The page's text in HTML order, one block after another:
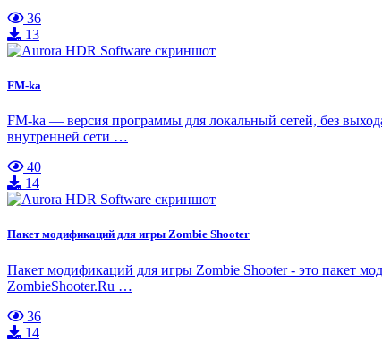
36
13
FM-ka
FM-ka — версия программы для локальный сетей, без
внутренней сети …
40
14
Пакет модификаций для игры Zombie Shooter
Пакет модификаций для игры Zombie Shooter - это пакет
ZombieShooter.Ru …
36
14